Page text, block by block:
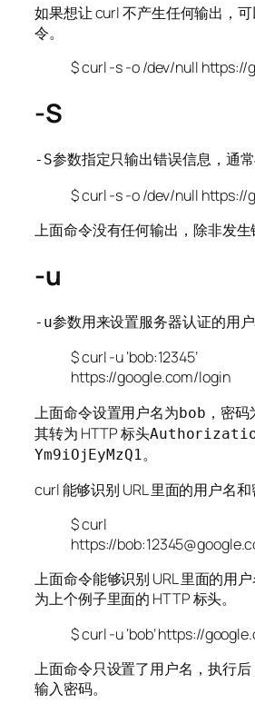
如果想让 curl 不产生任何输出，
令。
$ curl -s -o /dev/null https://
-S
-S参数指定只输出错误信息，通
$ curl -s -o /dev/null https://
上面命令没有任何输出，除非发生
-u
-u参数用来设置服务器认证的用户
$ curl -u ‘bob:12345’
https://google.com/login
上面命令设置用户名为bob ，密码
其转为 HTTP 标头
Ym9iOjEyMzQ1 。
curl 能够识别 URL 里面的用户名和
$ curl
https://
上面命令能够识别 URL 里面的用
为上个例子里面的 HTTP 标头。
$ curl -u ‘bob’ https://
上面命令只设置了用户名，执行
输入密码。